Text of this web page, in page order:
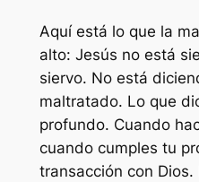
Aquí está lo que la
alto: Jesús no está
siervo. No está
maltratado. Lo que
profundo. Cuando
cuando cumples tu
transacción con